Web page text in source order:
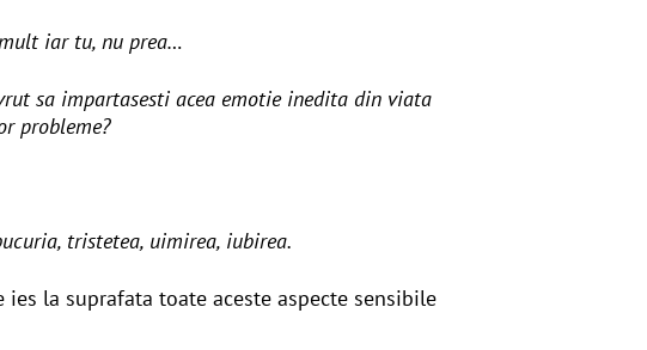
iar tu, nu prea…
sa impartasesti acea emotie inedita din viata
probleme?
tristetea, uimirea, iubirea.
la suprafata toate aceste aspecte sensibile